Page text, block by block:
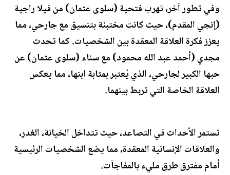
وفي تطور آخر، تهرب فتحية (سلوى عثمان) من فيلا راجية
(إنجي المقدم)، حيث كانت مختبئة بتنسيق مع جارحي، مما
يعزز فكرة العلاقة المعقدة بين الشخصيات. كما تحدث
مجدي (أحمد عبد الله محمود) مع سناء (سلوى عثمان) عن
حبها الكبير لجارحي، الذي يُعتبر بمثابة ابنها، مما يعكس
العلاقة الخاصة التي تربط بينهما.
تستمر الأحداث في التصاعد، حيث تتداخل الخيانة، الغدر،
والعلاقات الإنسانية المعقدة، مما يضع الشخصيات الرئيسية
أمام مفترق طرق مليء بالمفاجآت.